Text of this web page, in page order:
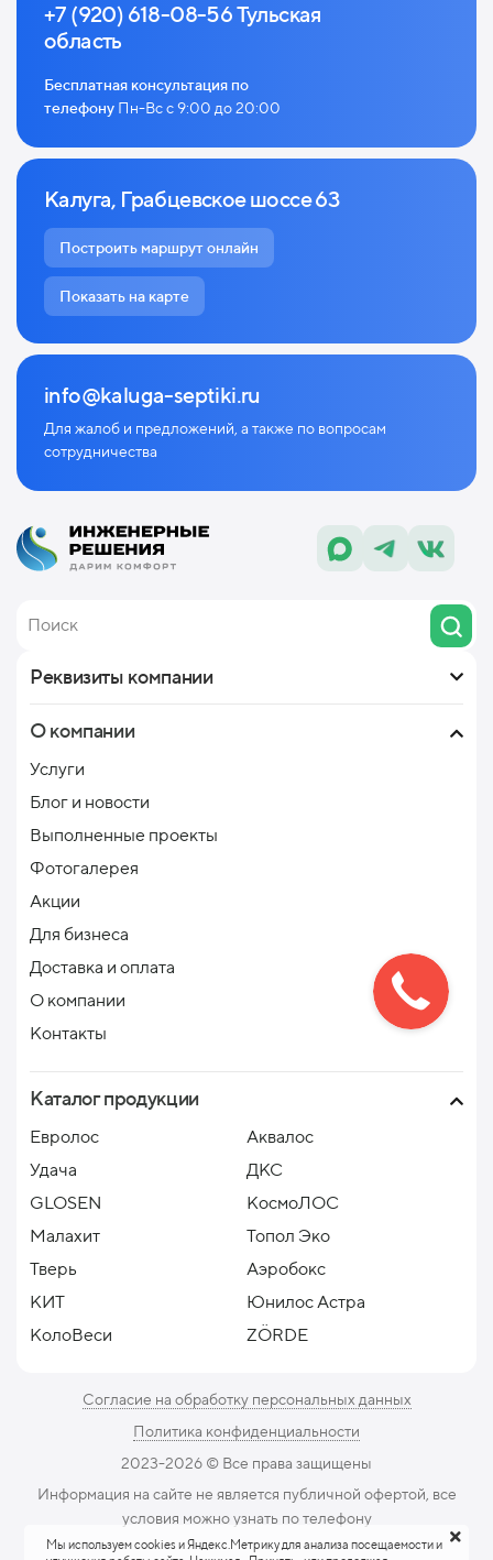
+7 (920) 618-08-56 Тульская
область
Бесплатная консультация по
телефону Пн-Вс с 9:00 до 20:00
Калуга, Грабцевское шоссе 63
Построить маршрут онлайн
Показать на карте
info@kaluga-septiki.ru
Для жалоб и предложений, а также по вопросам
сотрудничества
Реквизиты компании
О компании
Услуги
Блог и новости
Выполненные проекты
Фотогалерея
Акции
Для бизнеса
Доставка и оплата
О компании
Контакты
Каталог продукции
Евролос
Аквалос
Удача
ДКС
GLOSEN
КосмоЛОС
Малахит
Топол Эко
Тверь
Аэробокс
КИТ
Юнилос Астра
КолоВеси
ZÖRDE
Согласие на обработку персональных данных
Политика конфиденциальности
2023-2026 ©️ Все права защищены
Информация на сайте не является публичной офертой, все
условия можно узнать по телефону
Мы используем cookies и Яндекс.Метрику для анализа посещаемости и